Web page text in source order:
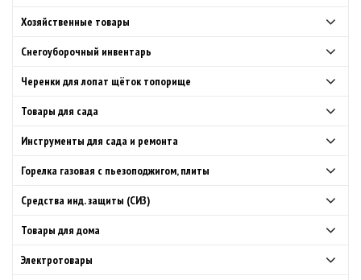
Хозяйственные товары
Снегоуборочный инвентарь
Черенки для лопат щёток топорище
Товары для сада
Инструменты для сада и ремонта
Горелка газовая с пьезоподжигом, плиты
Средства инд. защиты (СИЗ)
Товары для дома
Электротовары